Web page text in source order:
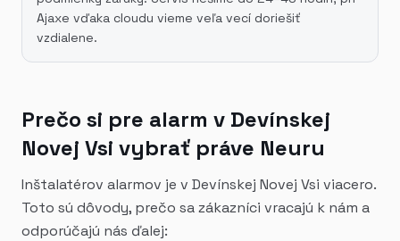
Ajaxe vďaka cloudu vieme veľa vecí doriešiť
vzdialene.
Prečo si pre alarm v Devínskej
Novej Vsi vybrať práve Neuru
Inštalatérov alarmov je v Devínskej Novej Vsi viacero.
Toto sú dôvody, prečo sa zákazníci vracajú k nám a
odporúčajú nás ďalej: